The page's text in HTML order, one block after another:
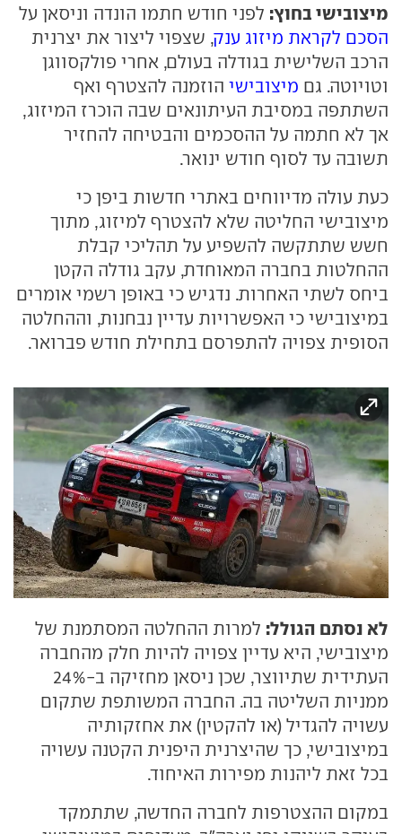
מיצובישי בחוץ: לפני חודש חתמו הונדה וניסאן על
הסכם לקראת מיזוג ענק, שצפוי ליצור את יצרנית
הרכב השלישית בגודלה בעולם, אחרי פולקסווגן
וטויוטה. גם מיצובישי הוזמנה להצטרף ואף
השתתפה במסיבת העיתונאים שבה הוכרז המיזוג,
אך לא חתמה על ההסכמים והבטיחה להחזיר
תשובה עד לסוף חודש ינואר.
כעת עולה מדיווחים באתרי חדשות ביפן כי
מיצובישי החליטה שלא להצטרף למיזוג, מתוך
חשש שתתקשה להשפיע על תהליכי קבלת
ההחלטות בחברה המאוחדת, עקב גודלה הקטן
ביחס לשתי האחרות. נדגיש כי באופן רשמי אומרים
במיצובישי כי האפשרויות עדיין נבחנות, וההחלטה
הסופית צפויה להתפרסם בתחילת חודש פברואר.
לא נסתם הגולל: למרות ההחלטה המסתמנת של
מיצובישי, היא עדיין צפויה להיות חלק מהחברה
העתידית שתיווצר, שכן ניסאן מחזיקה ב-24%
ממניות השליטה בה. החברה המשותפת שתקום
עשויה להגדיל (או להקטין) את אחזקותיה
במיצובישי, כך שהיצרנית היפנית הקטנה עשויה
בכל זאת ליהנות מפירות האיחוד.
במקום ההצטרפות לחברה החדשה, שתתמקד